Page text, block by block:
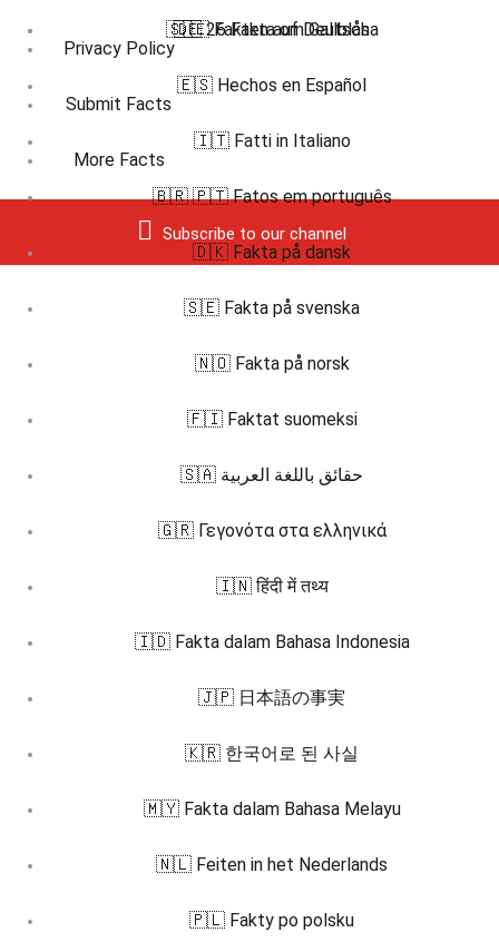
Privacy Policy
Submit Facts
More Facts
Subscribe to our channel
🇸🇪 26 Fakta om Gallblåsa
🇩🇪 Fakten auf Deutsch
🇪🇸 Hechos en Español
🇮🇹 Fatti in Italiano
🇧🇷 🇵🇹 Fatos em português
🇩🇰 Fakta på dansk
🇸🇪 Fakta på svenska
🇳🇴 Fakta på norsk
🇫🇮 Faktat suomeksi
🇸🇦 حقائق باللغة العربية
🇬🇷 Γεγονότα στα ελληνικά
🇮🇳 हिंदी में तथ्य
🇮🇩 Fakta dalam Bahasa Indonesia
🇯🇵 日本語の事実
🇰🇷 한국어로 된 사실
🇲🇾 Fakta dalam Bahasa Melayu
🇳🇱 Feiten in het Nederlands
🇵🇱 Fakty po polsku